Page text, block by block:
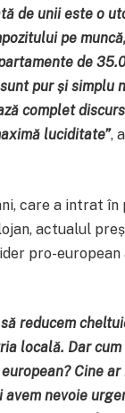
de unii este o
pe
de
pur și simplu
complet
luciditate”,
care a intrat
actualul
pro-
reducem
locală. Dar
Cine
avem nevoie